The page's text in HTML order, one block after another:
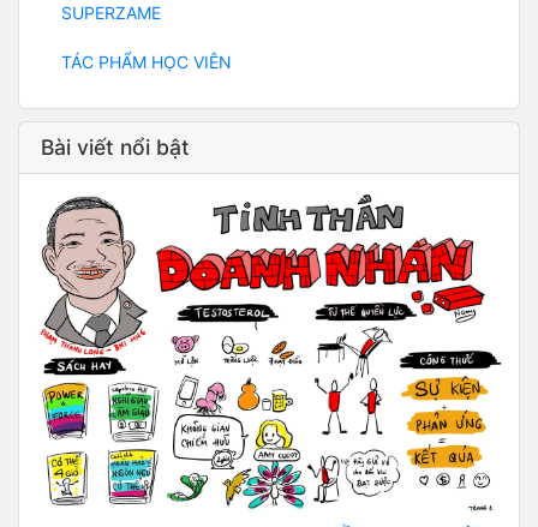
SUPERZAME
TÁC PHẨM HỌC VIÊN
Bài viết nổi bật